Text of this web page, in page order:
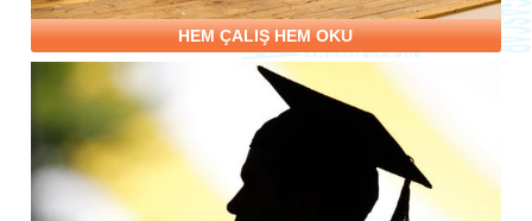
HEM ÇALIŞ HEM OKU